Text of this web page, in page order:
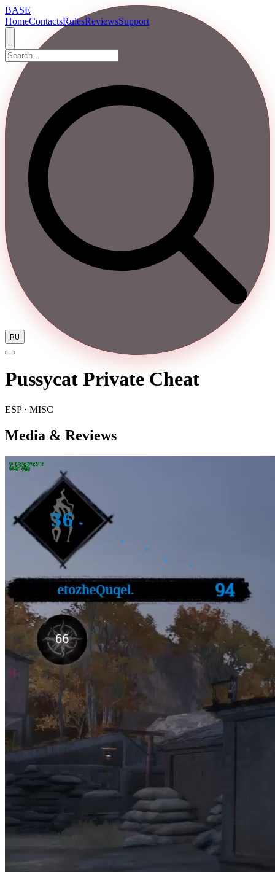
BASE
HomeContactsRulesReviewsSupport
RU
Pussycat Private Cheat
ESP · MISC
Media & Reviews